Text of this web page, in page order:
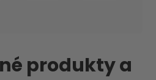
produkty a